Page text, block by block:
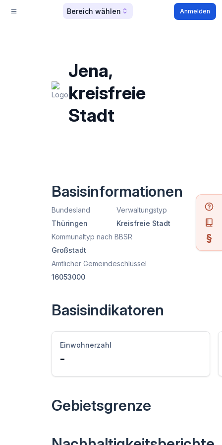
Bereich wählen Anmelden
Jena,
kreisfreie
Stadt
Basisinformationen
Bundesland
Thüringen
Verwaltungstyp
Kreisfreie Stadt
Kommunaltyp nach BBSR
Großstadt
Amtlicher Gemeindeschlüssel
16053000
Basisindikatoren
Einwohnerzahl
-
Gebietsgrenze